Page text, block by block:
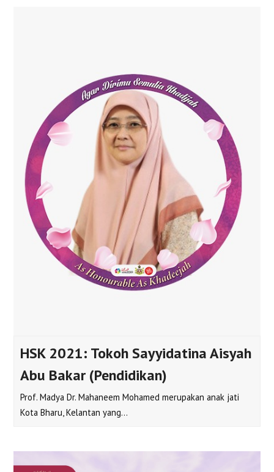
HSK 2021: Tokoh Sayyidatina Aisyah
Abu Bakar (Pendidikan)
Prof. Madya Dr. Mahaneem Mohamed merupakan anak jati
Kota Bharu, Kelantan yang…